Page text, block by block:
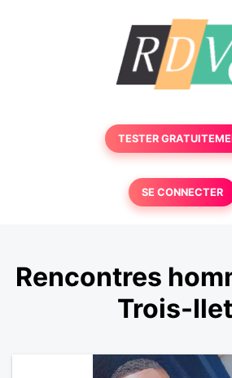
TESTER
SE CONNECTER
Rencontres
Trois-